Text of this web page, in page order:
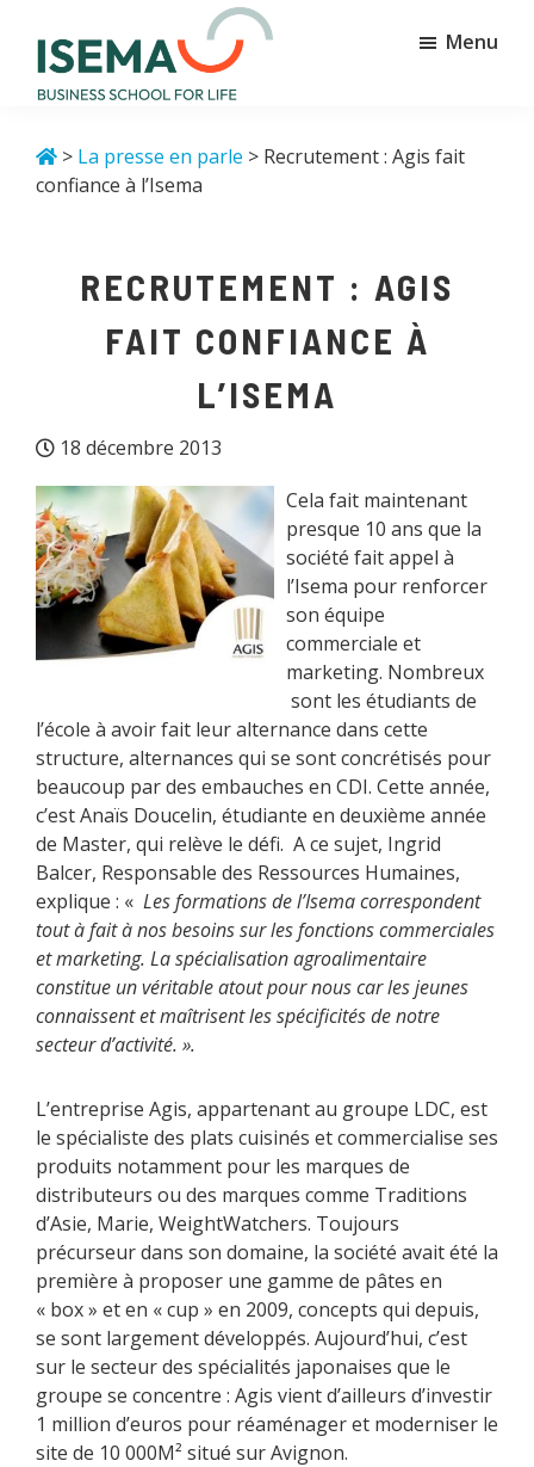
contenu
principal
pied
school
for
life
Menu
> La presse en parle > Recrutement : Agis fait
confiance à l’Isema
RECRUTEMENT : AGIS
FAIT CONFIANCE À
L’ISEMA
18 décembre 2013
Cela fait maintenant
presque 10 ans que la
société fait appel à
l’Isema pour renforcer
son équipe
commerciale et
marketing. Nombreux
sont les étudiants de
l’école à avoir fait leur alternance dans cette
structure, alternances qui se sont concrétisés pour
beaucoup par des embauches en CDI. Cette année,
c’est Anaïs Doucelin, étudiante en deuxième année
de Master, qui relève le défi. A ce sujet, Ingrid
Balcer, Responsable des Ressources Humaines,
explique : « Les formations de l’Isema correspondent
tout à fait à nos besoins sur les fonctions commerciales
et marketing. La spécialisation agroalimentaire
constitue un véritable atout pour nous car les jeunes
connaissent et maîtrisent les spécificités de notre
secteur d’activité. ».
L’entreprise Agis, appartenant au groupe LDC, est
le spécialiste des plats cuisinés et commercialise ses
produits notamment pour les marques de
distributeurs ou des marques comme Traditions
d’Asie, Marie, WeightWatchers. Toujours
précurseur dans son domaine, la société avait été la
première à proposer une gamme de pâtes en
« box » et en « cup » en 2009, concepts qui depuis,
se sont largement développés. Aujourd’hui, c’est
sur le secteur des spécialités japonaises que le
groupe se concentre : Agis vient d’ailleurs d’investir
1 million d’euros pour réaménager et moderniser le
site de 10 000M² situé sur Avignon.